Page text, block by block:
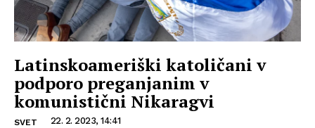
Latinskoameriški katoličani v
podporo preganjanim v
komunistični Nikaragvi
SVET 22. 2. 2023, 14:41